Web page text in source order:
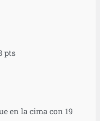
pts
en la cima con 19